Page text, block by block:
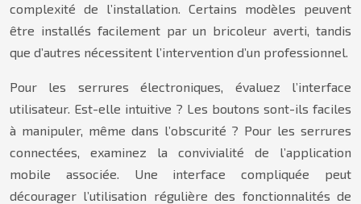
complexité de l’installation. Certains modèles peuvent
être installés facilement par un bricoleur averti, tandis
que d’autres nécessitent l’intervention d’un professionnel.
Pour les serrures électroniques, évaluez l’interface
utilisateur. Est-elle intuitive ? Les boutons sont-ils faciles
à manipuler, même dans l’obscurité ? Pour les serrures
connectées, examinez la convivialité de l’application
mobile associée. Une interface compliquée peut
décourager l’utilisation régulière des fonctionnalités de